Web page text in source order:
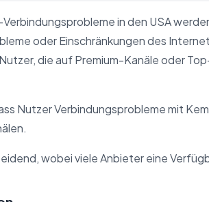
Verbindungsprobleme in den USA
oder Einschränkungen des
die auf Premium-Kanäle oder
Nutzer Verbindungsprobleme mit
wobei viele Anbieter eine